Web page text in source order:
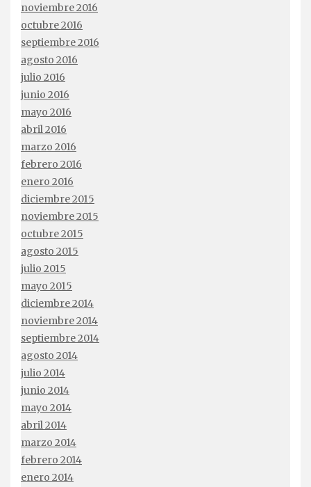
noviembre 2016
octubre 2016
septiembre 2016
agosto 2016
julio 2016
junio 2016
mayo 2016
abril 2016
marzo 2016
febrero 2016
enero 2016
diciembre 2015
noviembre 2015
octubre 2015
agosto 2015
julio 2015
mayo 2015
diciembre 2014
noviembre 2014
septiembre 2014
agosto 2014
julio 2014
junio 2014
mayo 2014
abril 2014
marzo 2014
febrero 2014
enero 2014